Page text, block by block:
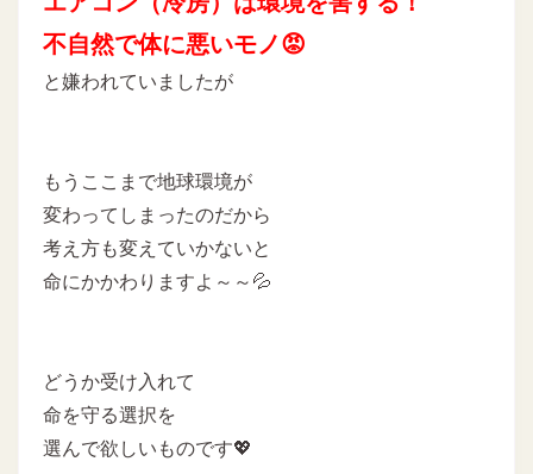
不自然で体に悪いモノ😡
と嫌われていましたが
もうここまで地球環境が
変わってしまったのだから
考え方も変えていかないと
命にかかわりますよ～～💦
どうか受け入れて
命を守る選択を
選んで欲しいものです💖